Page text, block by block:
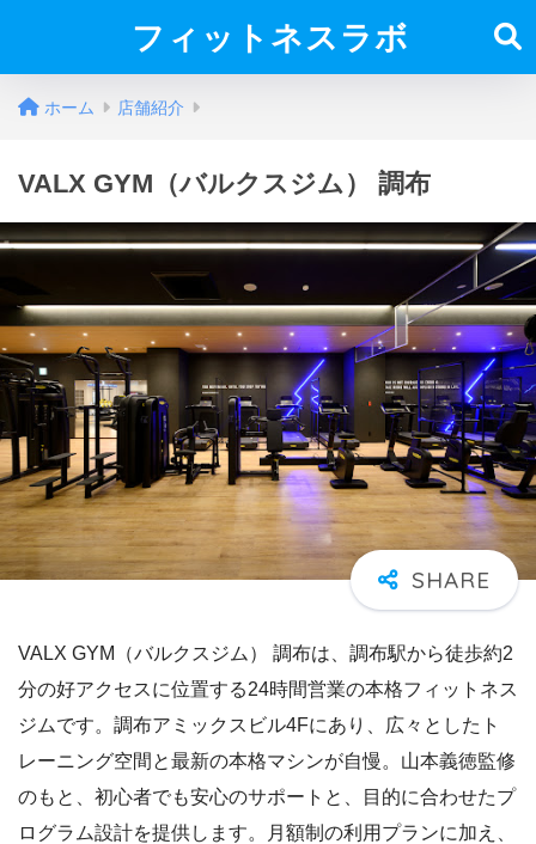
フィットネスラボ
ホーム 店舗紹介
VALX GYM（バルクスジム） 調布
VALX GYM（バルクスジム） 調布は、調布駅から徒歩約2
分の好アクセスに位置する24時間営業の本格フィットネス
ジムです。調布アミックスビル4Fにあり、広々としたト
レーニング空間と最新の本格マシンが自慢。山本義徳監修
のもと、初心者でも安心のサポートと、目的に合わせたプ
ログラム設計を提供します。月額制の利用プランに加え、